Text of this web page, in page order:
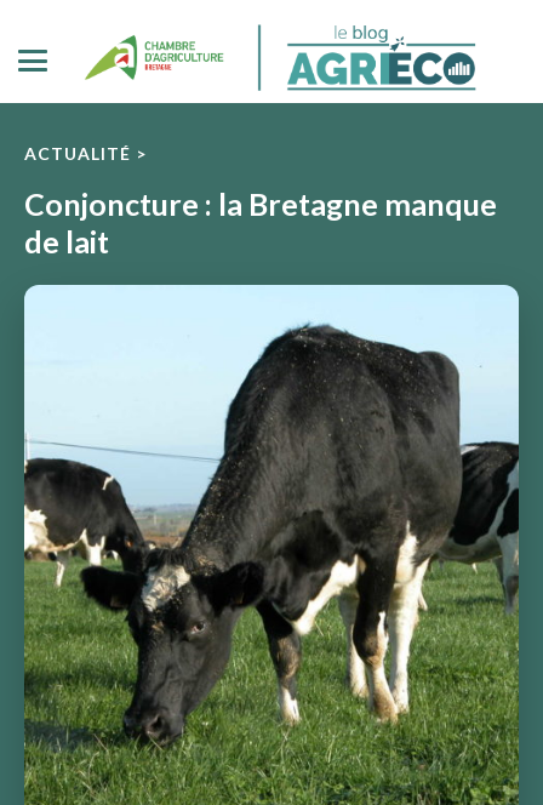
ACTUALITÉ >
Conjoncture : la Bretagne manque
de lait